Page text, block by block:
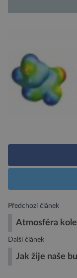
Předchozí článek
Atmosféra
Další článek
Jak žije naše